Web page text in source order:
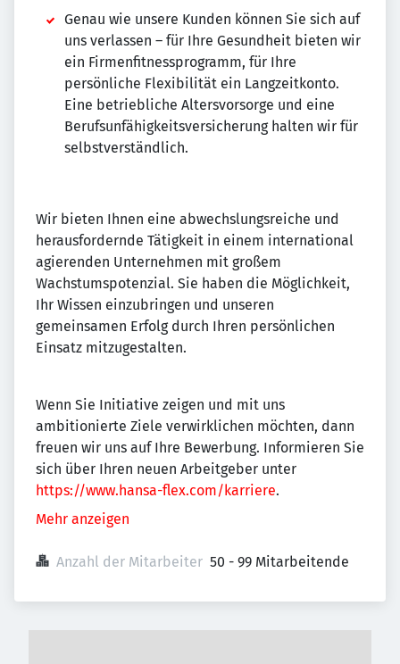
Genau wie unsere Kunden können Sie sich auf
uns verlassen – für Ihre Gesundheit bieten wir
ein Firmenfitnessprogramm, für Ihre
persönliche Flexibilität ein Langzeitkonto.
Eine betriebliche Altersvorsorge und eine
Berufsunfähigkeitsversicherung halten wir für
selbstverständlich.
Wir bieten Ihnen eine abwechslungsreiche und
herausfordernde Tätigkeit in einem international
agierenden Unternehmen mit großem
Wachstumspotenzial. Sie haben die Möglichkeit,
Ihr Wissen einzubringen und unseren
gemeinsamen Erfolg durch Ihren persönlichen
Einsatz mitzugestalten.
Wenn Sie Initiative zeigen und mit uns
ambitionierte Ziele verwirklichen möchten, dann
freuen wir uns auf Ihre Bewerbung. Informieren Sie
sich über Ihren neuen Arbeitgeber unter
https://www.hansa-flex.com/karriere.
Mehr anzeigen
Anzahl der Mitarbeiter 50 - 99 Mitarbeitende